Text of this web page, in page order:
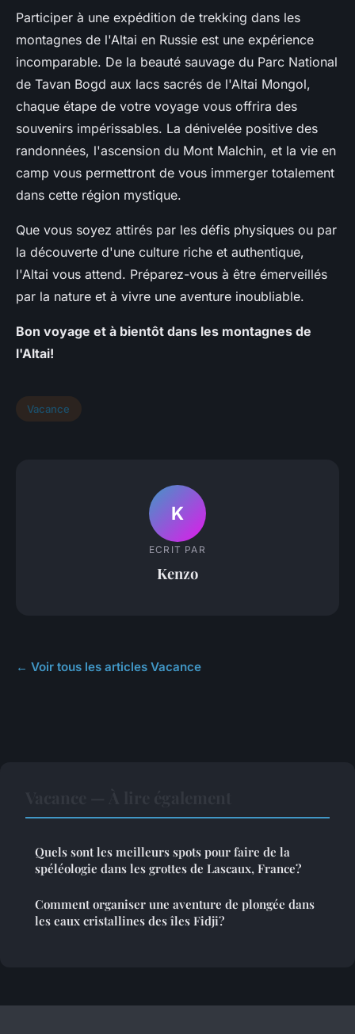
Participer à une expédition de trekking dans les
montagnes de l'Altai en Russie est une expérience
incomparable. De la beauté sauvage du Parc National
de Tavan Bogd aux lacs sacrés de l'Altai Mongol,
chaque étape de votre voyage vous offrira des
souvenirs impérissables. La dénivelée positive des
randonnées, l'ascension du Mont Malchin, et la vie en
camp vous permettront de vous immerger totalement
dans cette région mystique.
Que vous soyez attirés par les défis physiques ou par
la découverte d'une culture riche et authentique,
l'Altai vous attend. Préparez-vous à être émerveillés
par la nature et à vivre une aventure inoubliable.
Bon voyage et à bientôt dans les montagnes de
l'Altai!
Vacance
K
ECRIT PAR
Kenzo
← Voir tous les articles Vacance
Quels sont les meilleurs spots pour faire de la
spéléologie dans les grottes de Lascaux, France?
Comment organiser une aventure de plongée dans
les eaux cristallines des îles Fidji?